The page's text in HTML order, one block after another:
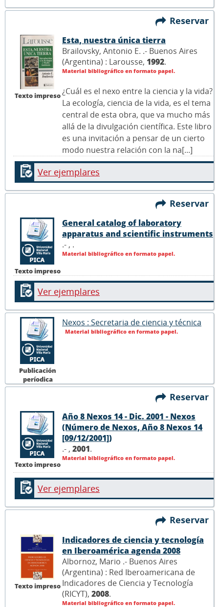
Reservar
Texto impreso
Esta, nuestra única tierra
Brailovsky, Antonio E. .- Buenos Aires
(Argentina) : Larousse, 1992.
Material bibliográfico en formato papel.
¿Cuál es el nexo entre la ciencia y la vida?
La ecología, ciencia de la vida, es el tema
central de esta obra, que va mucho más
allá de la divulgación científica. Este libro
es una invitación a pensar de un cierto
modo nuestra relación con la na[...]
Ver ejemplares
Reservar
Texto impreso
General catalog of laboratory
apparatus and scientific instruments
.- , .
Material bibliográfico en formato papel.
Ver ejemplares
Publicación
períodica
Nexos : Secretaria de ciencia y técnica
Material bibliográfico en formato papel.
Reservar
Texto impreso
Año 8 Nexos 14 - Dic. 2001 - Nexos
(Número de Nexos, Año 8 Nexos 14
[09/12/2001])
.- , 2001.
Material bibliográfico en formato papel.
Ver ejemplares
Reservar
Texto impreso
Indicadores de ciencia y tecnología
en Iberoamérica agenda 2008
Albornoz, Mario .- Buenos Aires
(Argentina) : Red Iberoamericana de
Indicadores de Ciencia y Tecnología
(RICYT), 2008.
Material bibliográfico en formato papel.